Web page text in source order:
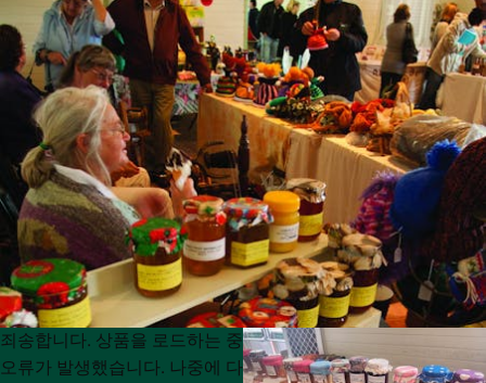
Product
List
Product
List
죄송합니다. 상품을 로드하는 중
오류가 발생했습니다. 나중에 다